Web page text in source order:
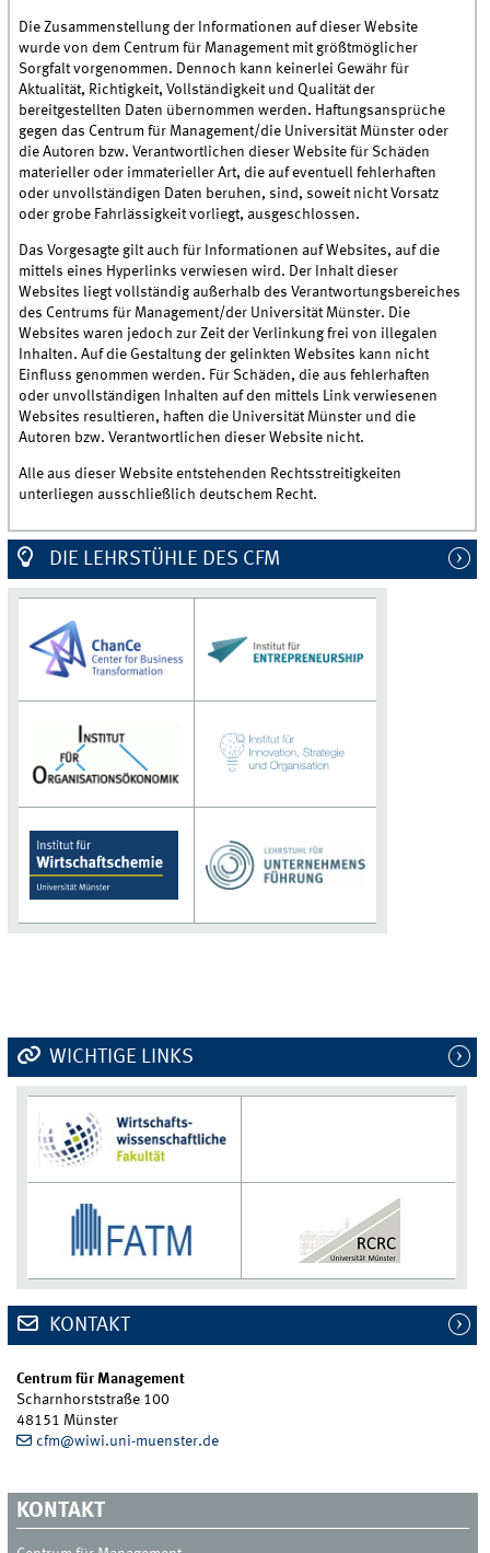
Die Zusammenstellung der Informationen auf dieser Website
wurde von dem Centrum für Management mit größtmöglicher
Sorgfalt vorgenommen. Dennoch kann keinerlei Gewähr für
Aktualität, Richtigkeit, Vollständigkeit und Qualität der
bereitgestellten Daten übernommen werden. Haftungsansprüche
gegen das Centrum für Management/die Universität Münster oder
die Autoren bzw. Verantwortlichen dieser Website für Schäden
materieller oder immaterieller Art, die auf eventuell fehlerhaften
oder unvollständigen Daten beruhen, sind, soweit nicht Vorsatz
oder grobe Fahrlässigkeit vorliegt, ausgeschlossen.
Das Vorgesagte gilt auch für Informationen auf Websites, auf die
mittels eines Hyperlinks verwiesen wird. Der Inhalt dieser
Websites liegt vollständig außerhalb des Verantwortungsbereiches
des Centrums für Management/der Universität Münster. Die
Websites waren jedoch zur Zeit der Verlinkung frei von illegalen
Inhalten. Auf die Gestaltung der gelinkten Websites kann nicht
Einfluss genommen werden. Für Schäden, die aus fehlerhaften
oder unvollständigen Inhalten auf den mittels Link verwiesenen
Websites resultieren, haften die Universität Münster und die
Autoren bzw. Verantwortlichen dieser Website nicht.
Alle aus dieser Website entstehenden Rechtsstreitigkeiten
unterliegen ausschließlich deutschem Recht.
DIE LEHRSTÜHLE DES CFM
WICHTIGE LINKS
KONTAKT
Centrum für Management
Scharnhorststraße 100
48151 Münster
cfm@wiwi.uni-muenster.de
KONTAKT